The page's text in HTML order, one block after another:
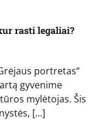
rasti legaliai?
portretas“
gyvenime
mylėtojas. Šis
[…]